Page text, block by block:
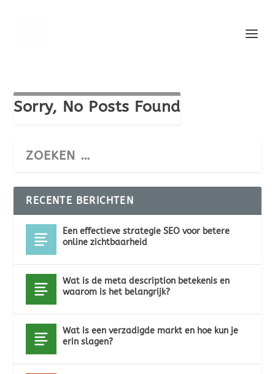
Sorry, No Posts Found
RECENTE BERICHTEN
Een effectieve strategie SEO voor betere
online zichtbaarheid
Wat is de meta description betekenis en
waarom is het belangrijk?
Wat is een verzadigde markt en hoe kun je
erin slagen?